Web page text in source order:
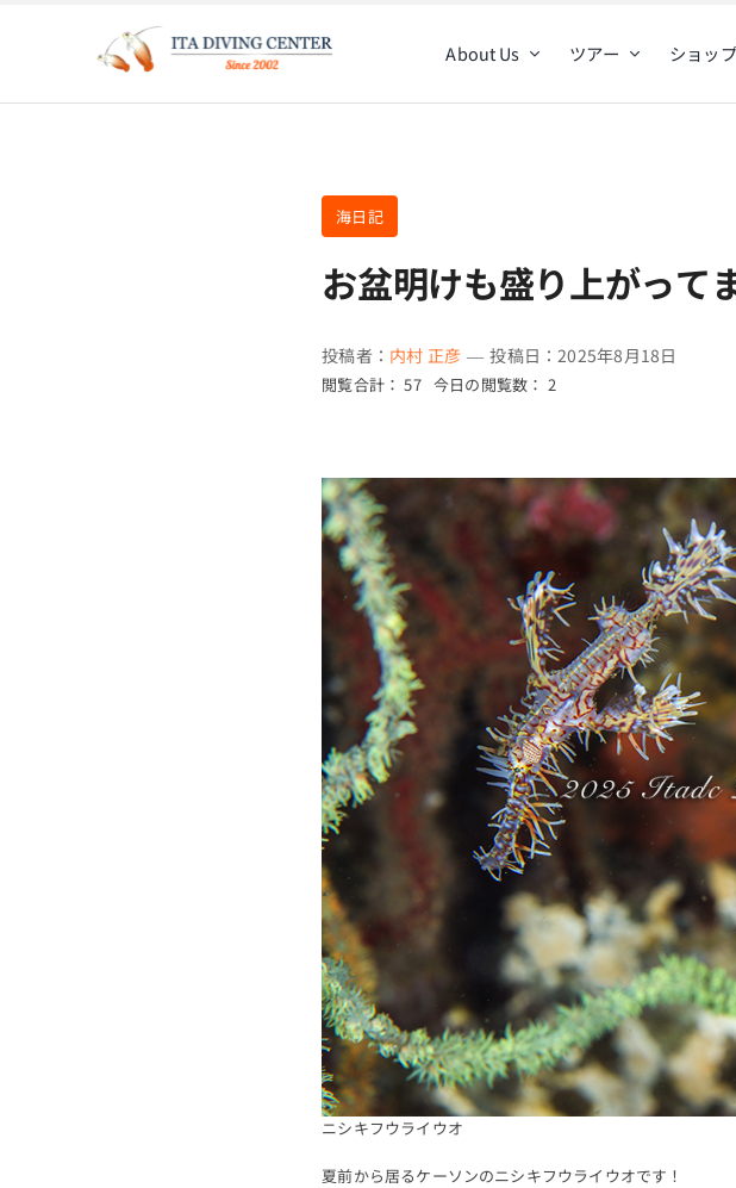
About Us ツアー ショッ
海日記
お盆明けも盛り上がって
投稿者： 内村 正彦 — 投稿日：2025年8月18日
閲覧合計： 57 今日の閲覧数： 2
ニシキフウライウオ
夏前から居るケーソンのニシキフウライウオです！